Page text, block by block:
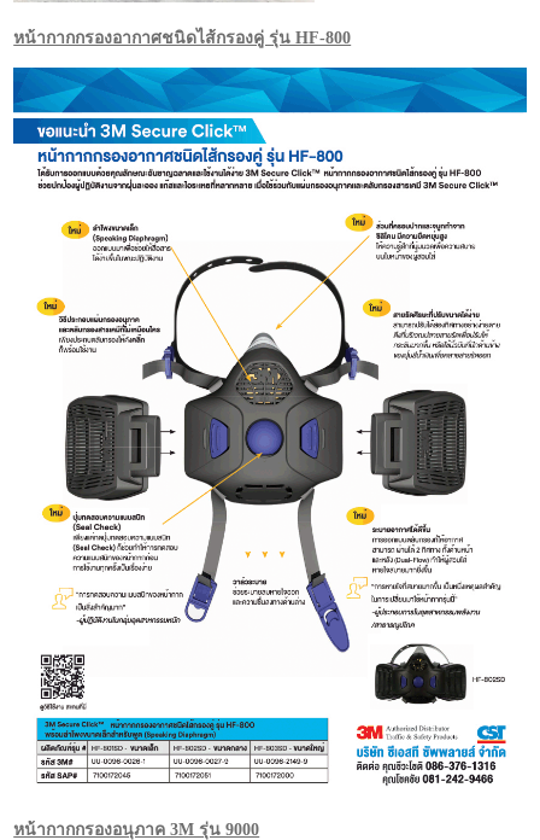
หน้ากากกรองอากาศชนิดไส้กรองคู่ รุ่น HF-800
หน้ากากกรองอนุภาค 3M รุ่น 9000